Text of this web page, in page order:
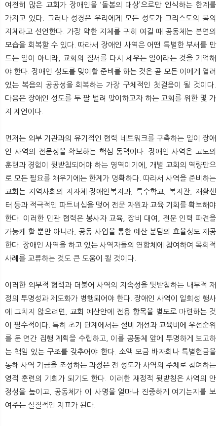
여전히 많은 교회가 장애인을 ‘돌봄의 대상’으로만 인식하는 한계를
가지고 있다. 그러나 성경은 우리에게 모든 성도가 그리스도의 몸의
지체라고 선언한다. 가장 약한 지체를 귀히 여길 때 공동체는 본연의
모습을 회복할 수 있다. 따라서 장애인 사역은 어떤 특별한 부서를 만
드는 일이 아니라, 교회의 질서를 다시 세우는 일이라는 것을 기억해
야 한다. 장애인 성도를 맞이할 준비를 하는 것은 곧 모든 이에게 열려
있는 복음의 공공성을 회복하는 가장 구체적인 첫걸음이 될 것이다.
다음은 장애인 성도를 두 팔 벌려 맞이하고자 하는 교회를 위한 몇 가
지 제언이다.
먼저는 외부 기관과의 유기적인 협력 네트워크를 구축하는 일이 장애
인 사역의 전문성을 확보하는 핵심 동력이다. 장애인 사역은 고도의
훈련과 경험이 뒷받침되어야 하는 영역이기에, 개별 교회의 역량만으
로 모든 필요를 채우기에는 한계가 명확하다. 따라서 사역을 준비하는
교회는 지역사회의 지자체 장애인복지과, 특수학교, 복지관, 재활센
터 등과 적극적인 파트너십을 맺어 전문 자원과 교육 기회를 확보해야
한다. 이러한 민관 협력은 봉사자 교육, 장비 대여, 전문 인력 파견을
가능케 할 뿐만 아니라, 공동 사업을 통한 예산 분담의 효율성도 제공
한다. 장애인 사역을 하고 있는 사역자들의 연합체에 참여하여 목회적
사례를 교류하는 것도 큰 도움이 될 것이다.
이러한 외부적 협력과 더불어 사역의 지속성을 뒷받침하는 내부적 재
정의 투명성과 제도화가 병행되어야 한다. 장애인 사역이 일회성 행사
에 그치지 않으려면, 교회 예산안에 전용 항목을 별도로 마련하는 것
이 필수적이다. 특히 초기 단계에서는 설비 개선과 교육비에 우선순위
를 둔 연간 집행 계획을 수립하고, 이를 공동체 앞에 투명하게 보고하
는 책임 있는 구조를 갖추어야 한다. 소액 모금 바자회나 특별헌금을
통해 사역 기금을 조성하는 과정은 전 성도가 사역의 주체로 참여하는
영적 훈련의 기회가 되기도 한다. 이러한 재정적 뒷받침은 사역의 안
정성을 높이고, 공동체가 이 사명을 얼마나 진중하게 여기는지를 보
여주는 실질적인 지표가 된다.